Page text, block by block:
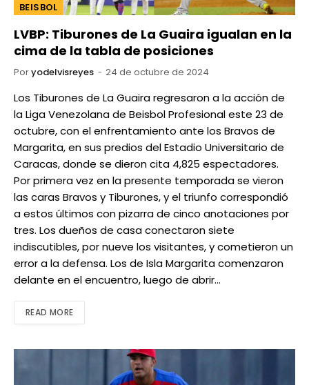
BEISBOL
LVBP: Tiburones de La Guaira igualan en la
cima de la tabla de posiciones
Poryodelvisreyes 24 de octubre de 2024
Los Tiburones de La Guaira regresaron a la acción de
la Liga Venezolana de Beisbol Profesional este 23 de
octubre, con el enfrentamiento ante los Bravos de
Margarita, en sus predios del Estadio Universitario de
Caracas, donde se dieron cita 4,825 espectadores.
Por primera vez en la presente temporada se vieron
las caras Bravos y Tiburones, y el triunfo correspondió
a estos últimos con pizarra de cinco anotaciones por
tres. Los dueños de casa conectaron siete
indiscutibles, por nueve los visitantes, y cometieron un
error a la defensa. Los de Isla Margarita comenzaron
delante en el encuentro, luego de abrir…
READ MORE